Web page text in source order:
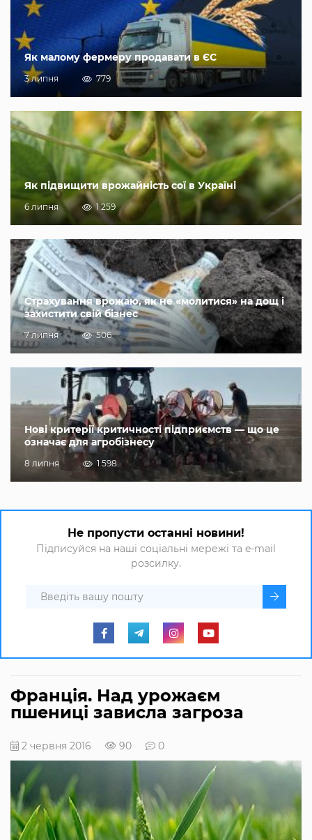
Як малому фермеру продавати в ЄС
3 липня 779
Як підвищити врожайність сої в Україні
6 липня 1 259
Страхування врожаю, як не «молитися» на дощ і
захистити свій бізнес
7 липня 506
Нові критерії критичності підприємств — що це
означає для агробізнесу
8 липня 1 598
Не пропусти останні новини!
Підписуйся на наші соціальні мережі та e-mail
розсилку.
Франція. Над урожаєм
пшениці зависла загроза
2 червня 2016 90 0